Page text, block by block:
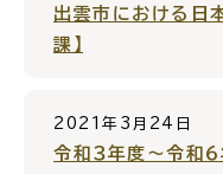
出雲市における日
課】
2021年3月24日
令和３年度～令和